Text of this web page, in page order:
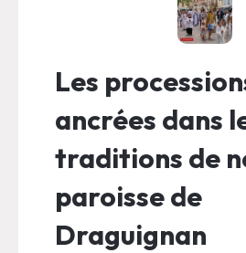
Les
ancrées dans
traditions de
paroisse de
Draguignan